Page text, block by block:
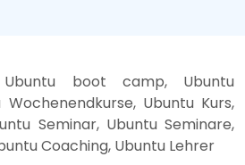
Ubuntu boot camp, Ubuntu
Ubuntu Kurs,
Seminar, Ubuntu Seminare,
Coaching, Ubuntu Lehrer